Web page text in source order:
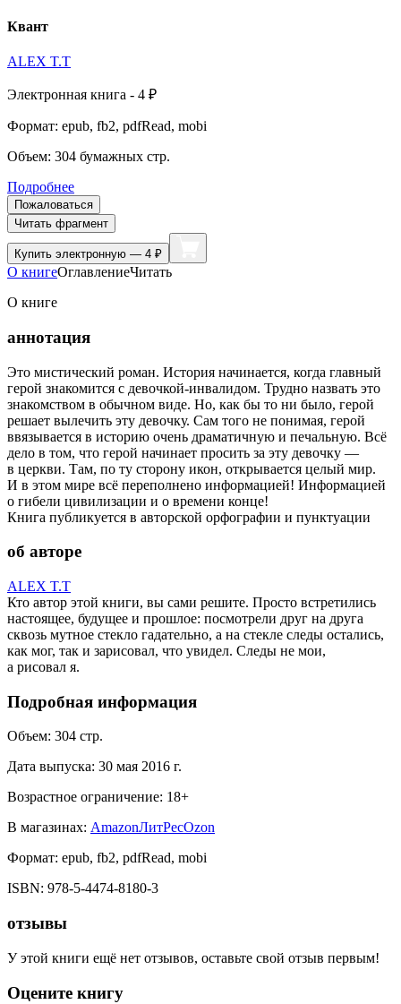
Квант
ALEX T.T
Электронная книга - 4 ₽
Формат: epub, fb2, pdfRead, mobi
Объем: 304 бумажных стр.
Подробнее
Пожаловаться
Читать фрагмент
Купить электронную — 4 ₽
О книгеОглавлениеЧитать
О книге
аннотация
Это мистический роман. История начинается, когда главный
герой знакомится с девочкой-инвалидом. Трудно назвать это
знакомством в обычном виде. Но, как бы то ни было, герой
решает вылечить эту девочку. Сам того не понимая, герой
ввязывается в историю очень драматичную и печальную. Всё
дело в том, что герой начинает просить за эту девочку —
в церкви. Там, по ту сторону икон, открывается целый мир.
И в этом мире всё переполнено информацией! Информацией
о гибели цивилизации и о времени конце!
Книга публикуется в авторской орфографии и пунктуации
об авторе
ALEX T.T
Кто автор этой книги, вы сами решите. Просто встретились
настоящее, будущее и прошлое: посмотрели друг на друга
сквозь мутное стекло гадательно, а на стекле следы остались,
как мог, так и зарисовал, что увидел. Следы не мои,
а рисовал я.
Подробная информация
Объем: 304 стр.
Дата выпуска: 30 мая 2016 г.
Возрастное ограничение: 18+
В магазинах: AmazonЛитРесOzon
Формат: epub, fb2, pdfRead, mobi
ISBN: 978-5-4474-8180-3
отзывы
У этой книги ещё нет отзывов, оставьте свой отзыв первым!
Оцените книгу